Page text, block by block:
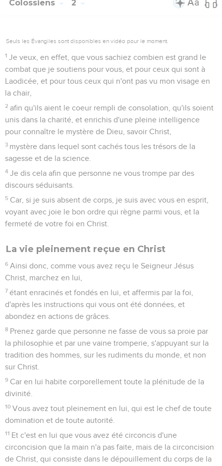
Colossiens 2
Seuls les Évangiles sont disponibles en vidéo pour le moment.
1 Je veux, en effet, que vous sachiez combien est grand le
combat que je soutiens pour vous, et pour ceux qui sont à
Laodicée, et pour tous ceux qui n'ont pas vu mon visage en
la chair,
2 afin qu'ils aient le coeur rempli de consolation, qu'ils soient
unis dans la charité, et enrichis d'une pleine intelligence
pour connaître le mystère de Dieu, savoir Christ,
3 mystère dans lequel sont cachés tous les trésors de la
sagesse et de la science.
4 Je dis cela afin que personne ne vous trompe par des
discours séduisants.
5 Car, si je suis absent de corps, je suis avec vous en esprit,
voyant avec joie le bon ordre qui règne parmi vous, et la
fermeté de votre foi en Christ.
La vie pleinement reçue en Christ
6 Ainsi donc, comme vous avez reçu le Seigneur Jésus
Christ, marchez en lui,
7 étant enracinés et fondés en lui, et affermis par la foi,
d'après les instructions qui vous ont été données, et
abondez en actions de grâces.
8 Prenez garde que personne ne fasse de vous sa proie par
la philosophie et par une vaine tromperie, s'appuyant sur la
tradition des hommes, sur les rudiments du monde, et non
sur Christ.
9 Car en lui habite corporellement toute la plénitude de la
divinité.
10 Vous avez tout pleinement en lui, qui est le chef de toute
domination et de toute autorité.
11 Et c'est en lui que vous avez été circoncis d'une
circoncision que la main n'a pas faite, mais de la circoncision
de Christ, qui consiste dans le dépouillement du corps de la